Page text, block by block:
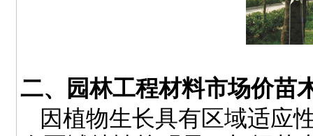
二、园林工程材料市场价苗
因植物生长具有区域适应